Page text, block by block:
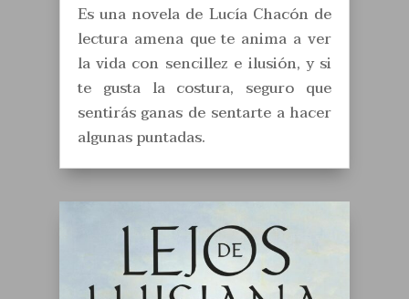
Es una novela de Lucía Chacón de
lectura amena que te anima a ver
la vida con sencillez e ilusión, y si
te gusta la costura, seguro que
sentirás ganas de sentarte a hacer
algunas puntadas.